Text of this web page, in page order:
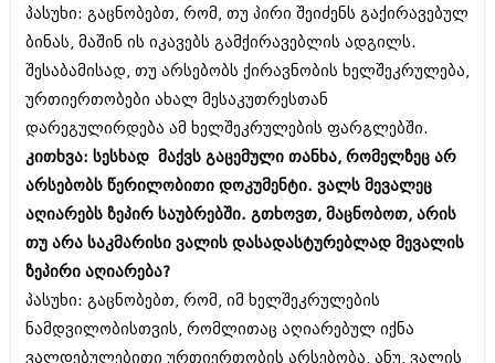
ნოემბერი 2016 (207)
ოქტომბერი 2016 (257)
სექტემბერი 2016 (224)
აგვისტო 2016 (258)
ივლისი 2016 (211)
ივნისი 2016 (221)
აპრილი 2016 (215)
მარტი 2016 (200)
თებერვალი 2016 (250)
იანვარი 2016 (206)
დეკემბერი 2015 (207)
ნოემბერი 2015 (264)
ოქტომბერი 2015 (204)
სექტემბერი 2015 (215)
აგვისტო 2015 (286)
პასუხი: გაცნობებთ, რომ, თუ პირი შეიძენს გაქირავებულ
ბინას, მაშინ ის იკავებს გამქირავებლის ადგილს.
შესაბამისად, თუ არსებობს ქირავნობის ხელშეკრულება,
ურთიერთობები ახალ მესაკუთრესთან
დარეგულირდება ამ ხელშეკრულების ფარგლებში.
კითხვა: სესხად მაქვს გაცემული თანხა, რომელზეც არ
არსებობს წერილობითი დოკუმენტი. ვალს მევალეც
აღიარებს ზეპირ საუბრებში. გთხოვთ, მაცნობოთ, არის
თუ არა საკმარისი ვალის დასადასტურებლად მევალის
ზეპირი აღიარება?
პასუხი: გაცნობებთ, რომ, იმ ხელშეკრულების
ნამდვილობისთვის, რომლითაც აღიარებულ იქნა
ვალდებულებითი ურთიერთობის არსებობა, ანუ, ვალის